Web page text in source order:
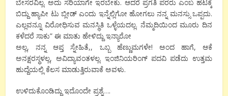
ಬೇಸರವಿಲ್ಲ. ಅದು ಸರಿಯಾಗೇ ಇರಬೇಕು. ಆದರೆ ಪ್ರಗತಿ ಪರರು ಎಂಬ ಹಟಕ್ಕೆ
ಬಿದ್ದು ಹ್ಯಾಪೀ ಟು ಬ್ಲೀಡ್ ಎಂದು ಇನ್ನೆಲ್ಲಿಗೋ ಹೋಗಲು ನನ್ನ ಮನಸ್ಸು ಒಪ್ಪದು.
ಎಲ್ಲವನ್ನೂ ವಿರೋಧಿಸುವ ಮನಸ್ಥಿತಿ ಒಳ್ಳೆಯದಲ್ಲ. ನೆಮ್ಮದಿಯಿಂದ ಮೂರು ದಿನ
ಕಳೆದರೆ ಸಾಕು” ಈ ಮಾತು ಹೇಳಿದ್ದು ಇನ್ಯಾರೋ
ಅಲ್ಲ, ನನ್ನ ಆಪ್ತ ಸ್ನೇಹಿತೆ,, ಒಬ್ಬ ಹೆಣ್ಣುಮಗಳೇ! ಅಂದ ಹಾಗೆ, ಆಕೆ
ಅನಕ್ಷರಸ್ಥಳಲ್ಲ, ಅವಿದ್ಯಾವಂತಳಲ್ಲ. ಇಂಜಿನಿಯರಿಂಗ್ ಪದವಿ ಪಡೆದು ಉತ್ತಮ
ಹುದ್ದೆಯಲ್ಲಿ ಕೆಲಸ ಮಾಡುತ್ತಿರುವಾಕೆ ಅವಳು.
ಉಳಿದುಕೊಂಡಿದ್ದು ಇದೊಂದೇ ಪ್ರಶ್ನೆ….